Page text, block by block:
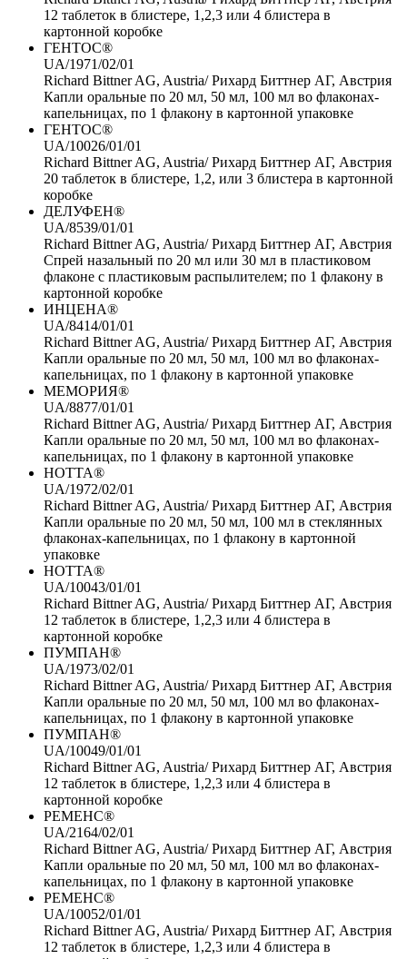
12 таблеток в блистере, 1,2,3 или 4 блистера в
картонной коробке
ГЕНТОС®
UA/1971/02/01
Richard Bittner AG, Austria/ Рихард Биттнер АГ, Австрия
Капли оральные по 20 мл, 50 мл, 100 мл во флаконах-
капельницах, по 1 флакону в картонной упаковке
ГЕНТОС®
UA/10026/01/01
Richard Bittner AG, Austria/ Рихард Биттнер АГ, Австрия
20 таблеток в блистере, 1,2, или 3 блистера в картонной
коробке
ДЕЛУФЕН®
UA/8539/01/01
Richard Bittner AG, Austria/ Рихард Биттнер АГ, Австрия
Спрей назальный по 20 мл или 30 мл в пластиковом
флаконе с пластиковым распылителем; по 1 флакону в
картонной коробке
ИНЦЕНА®
UA/8414/01/01
Richard Bittner AG, Austria/ Рихард Биттнер АГ, Австрия
Капли оральные по 20 мл, 50 мл, 100 мл во флаконах-
капельницах, по 1 флакону в картонной упаковке
МЕМОРИЯ®
UA/8877/01/01
Richard Bittner AG, Austria/ Рихард Биттнер АГ, Австрия
Капли оральные по 20 мл, 50 мл, 100 мл во флаконах-
капельницах, по 1 флакону в картонной упаковке
НОТТА®
UA/1972/02/01
Richard Bittner AG, Austria/ Рихард Биттнер АГ, Австрия
Капли оральные по 20 мл, 50 мл, 100 мл в стеклянных
флаконах-капельницах, по 1 флакону в картонной
упаковке
НОТТА®
UA/10043/01/01
Richard Bittner AG, Austria/ Рихард Биттнер АГ, Австрия
12 таблеток в блистере, 1,2,3 или 4 блистера в
картонной коробке
ПУМПАН®
UA/1973/02/01
Richard Bittner AG, Austria/ Рихард Биттнер АГ, Австрия
Капли оральные по 20 мл, 50 мл, 100 мл во флаконах-
капельницах, по 1 флакону в картонной упаковке
ПУМПАН®
UA/10049/01/01
Richard Bittner AG, Austria/ Рихард Биттнер АГ, Австрия
12 таблеток в блистере, 1,2,3 или 4 блистера в
картонной коробке
РЕМЕНС®
UA/2164/02/01
Richard Bittner AG, Austria/ Рихард Биттнер АГ, Австрия
Капли оральные по 20 мл, 50 мл, 100 мл во флаконах-
капельницах, по 1 флакону в картонной упаковке
РЕМЕНС®
UA/10052/01/01
Richard Bittner AG, Austria/ Рихард Биттнер АГ, Австрия
12 таблеток в блистере, 1,2,3 или 4 блистера в